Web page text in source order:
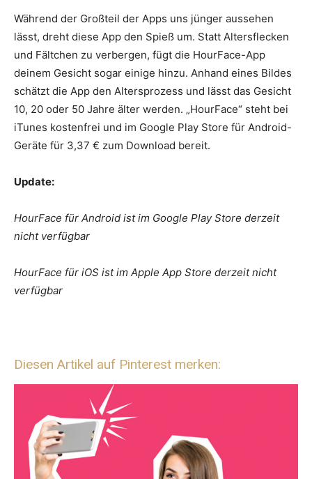
Während der Großteil der Apps uns jünger aussehen
lässt, dreht diese App den Spieß um. Statt Altersflecken
und Fältchen zu verbergen, fügt die HourFace-App
deinem Gesicht sogar einige hinzu. Anhand eines Bildes
schätzt die App den Altersprozess und lässt das Gesicht
10, 20 oder 50 Jahre älter werden. „HourFace“ steht bei
iTunes kostenfrei und im Google Play Store für Android-
Geräte für 3,37 € zum Download bereit.
Update:
HourFace für Android ist im Google Play Store derzeit
nicht verfügbar
HourFace für iOS ist im Apple App Store derzeit nicht
verfügbar
Diesen Artikel auf Pinterest merken: